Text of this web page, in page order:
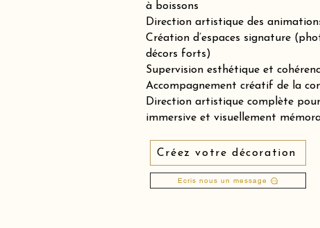
à boissons
Direction artistique des
Création d’espaces signature
décors forts)
Supervision esthétique et
Accompagnement créatif de la
Direction artistique complète
immersive et visuellement
Créez votre décoration
Ecris nous un message